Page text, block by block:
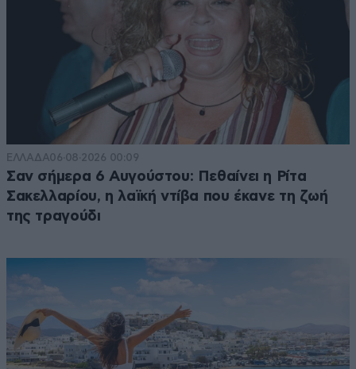
ΕΛΛΑΔΑ06·08·2026 00:09
Σαν σήμερα 6 Αυγούστου: Πεθαίνει η Ρίτα
Σακελλαρίου, η λαϊκή ντίβα που έκανε τη ζωή
της τραγούδι